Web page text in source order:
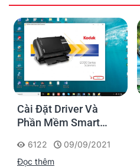
Cài Đặt Driver Và
Phần Mềm Smart
Kodak i2000
6122
09/09/2021
Đọc thêm